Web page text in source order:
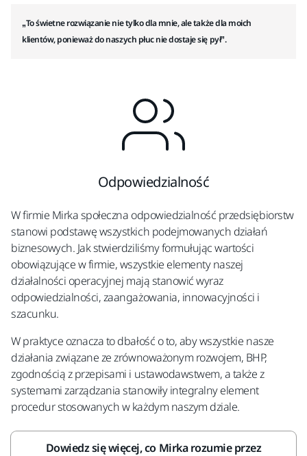
„To świetne rozwiązanie nie tylko dla mnie, ale także dla moich
klientów, ponieważ do naszych płuc nie dostaje się pył”.
Odpowiedzialność
W firmie Mirka społeczna odpowiedzialność przedsiębiorstw
stanowi podstawę wszystkich podejmowanych działań
biznesowych. Jak stwierdziliśmy formułując wartości
obowiązujące w firmie, wszystkie elementy naszej
działalności operacyjnej mają stanowić wyraz
odpowiedzialności, zaangażowania, innowacyjności i
szacunku.
W praktyce oznacza to dbałość o to, aby wszystkie nasze
działania związane ze zrównoważonym rozwojem, BHP,
zgodnością z przepisami i ustawodawstwem, a także z
systemami zarządzania stanowiły integralny element
procedur stosowanych w każdym naszym dziale.
Dowiedz się więcej, co Mirka rozumie przez